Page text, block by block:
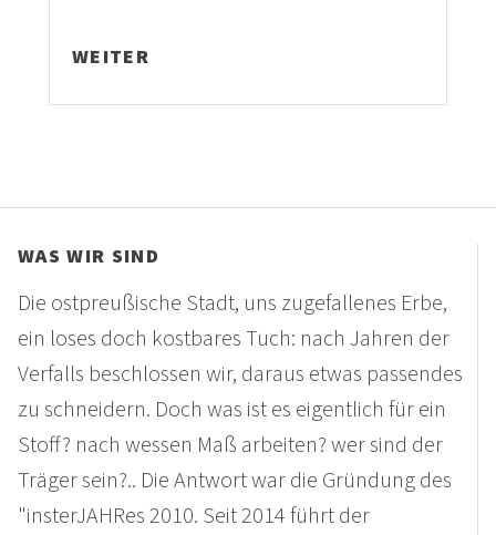
WEITER
WAS WIR SIND
Die ostpreußische Stadt, uns zugefallenes Erbe,
ein loses doch kostbares Tuch: nach Jahren der
Verfalls beschlossen wir, daraus etwas passendes
zu schneidern. Doch was ist es eigentlich für ein
Stoff? nach wessen Maß arbeiten? wer sind der
Träger sein?.. Die Antwort war die Gründung des
"insterJAHRes 2010. Seit 2014 führt der